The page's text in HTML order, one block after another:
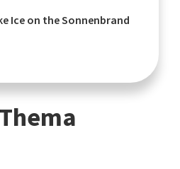
Ice on the Sonnenbrand